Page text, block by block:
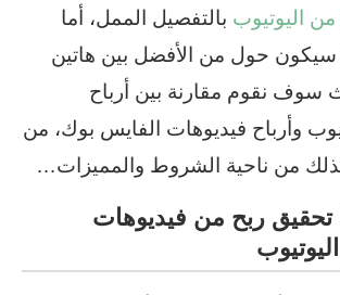
من اليوتيوب بالتفصيل الممل، أما
سيكون حول من الأفضل بين هاتين
سوف نقوم مقارنة بين أرباح
وأرباح فيديوهات الفايس بوك، من
من ناحية الشروط والمميزات…
ربح من فيديوهات